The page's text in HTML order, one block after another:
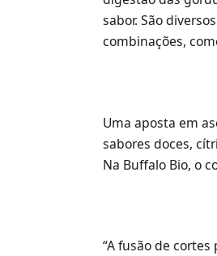
sabor. São
combinações,
Uma aposta em
sabores doces,
Na Buffalo Bio, o
“A fusão de